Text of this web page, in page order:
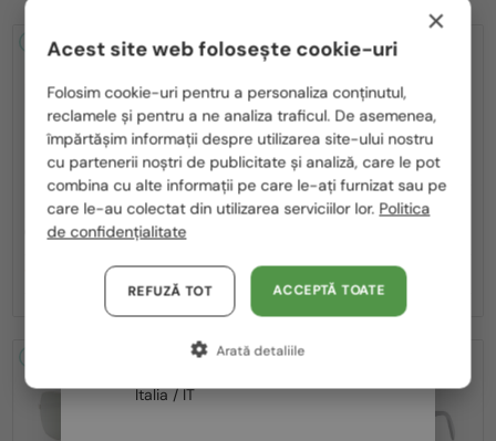
2-4 ZILE -20%
Celine—Ochelari de soare
CL40242I - 01B - 53
1 594 RON
2-4 ZILE -22%
Celine—Ochelari de soare
2-4 ZILE
România / RO
Polska / PL
Magyarország / HU
United Arab Emirates / EN
Austria / AT
Germania / DE
Franța / FR
Italia / IT
×
Acest site web folosește cookie-uri
Folosim cookie-uri pentru a personaliza conținutul,
reclamele și pentru a ne analiza traficul. De asemenea,
împărtășim informații despre utilizarea site-ului nostru
cu partenerii noștri de publicitate și analiză, care le pot
combina cu alte informații pe care le-ați furnizat sau pe
care le-au colectat din utilizarea serviciilor lor. Politica
de confidențialitate
ACCEPTĂ TOATE
REFUZĂ TOT
Arată detaliile